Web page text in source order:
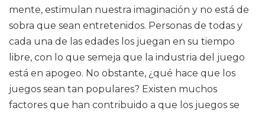
mente, estimulan nuestra imaginación y no está de
sobra que sean entretenidos. Personas de todas y
cada una de las edades los juegan en su tiempo
libre, con lo que semeja que la industria del juego
está en apogeo. No obstante, ¿qué hace que los
juegos sean tan populares? Existen muchos
factores que han contribuido a que los juegos se